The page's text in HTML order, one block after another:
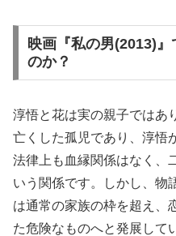
映画『私の男(2013)
のか？
淳悟と花は実の親子ではあ
亡くした孤児であり、淳悟
法律上も血縁関係はなく、
いう関係です。しかし、物
は通常の家族の枠を超え、
た危険なものへと発展して